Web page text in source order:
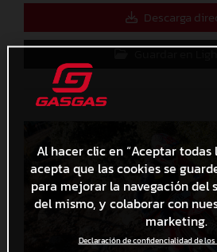
Descarga
Guardar en
Al hacer clic en “Aceptar todas
acepta que las cookies se
para mejorar la navegación del
del mismo, y colaborar con
marketing.
Declaración de confidencialidad de